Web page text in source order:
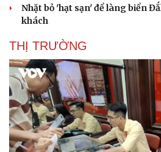
Nhặt bỏ 'hạt sạn' để làng biển
khách
THỊ TRƯỜNG